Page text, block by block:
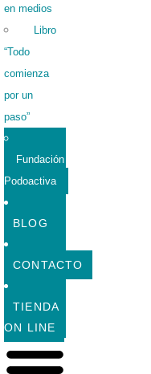
en medios
Libro
“Todo
comienza
por un
paso”
Fundación
Podoactiva
BLOG
CONTACTO
TIENDA
ON LINE